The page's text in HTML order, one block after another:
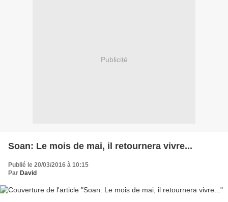
Publicité
Soan: Le mois de mai, il retournera vivre...
Publié le 20/03/2016 à 10:15
Par David